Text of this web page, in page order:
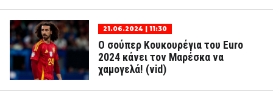
21.06.2024 | 11:30
Ο σούπερ Κουκουρέγια του Euro
2024 κάνει τον Μαρέσκα να
χαμογελά! (vid)